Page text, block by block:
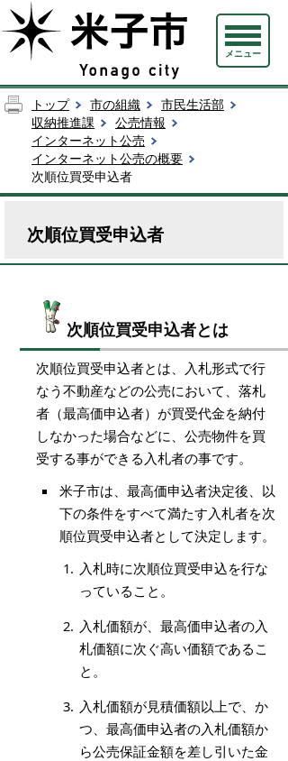
メニュー
トップ 市の組織
市民生活部
収納推進課
公売情報
インターネット公売
インターネット公売の概要
次順位買受申込者
次順位買受申込者
次順位買受申込者とは
次順位買受申込者とは、入札形式で行
なう不動産などの公売において、落札
者（最高価申込者）が買受代金を納付
しなかった場合などに、公売物件を買
受する事ができる入札者の事です。
米子市は、最高価申込者決定後、以
下の条件をすべて満たす入札者を次
順位買受申込者として決定します。
入札時に次順位買受申込を行な
っていること。
入札価額が、最高価申込者の入
札価額に次ぐ高い価額であるこ
と。
入札価額が見積価額以上で、か
つ、最高価申込者の入札価額か
ら公売保証金額を差し引いた金